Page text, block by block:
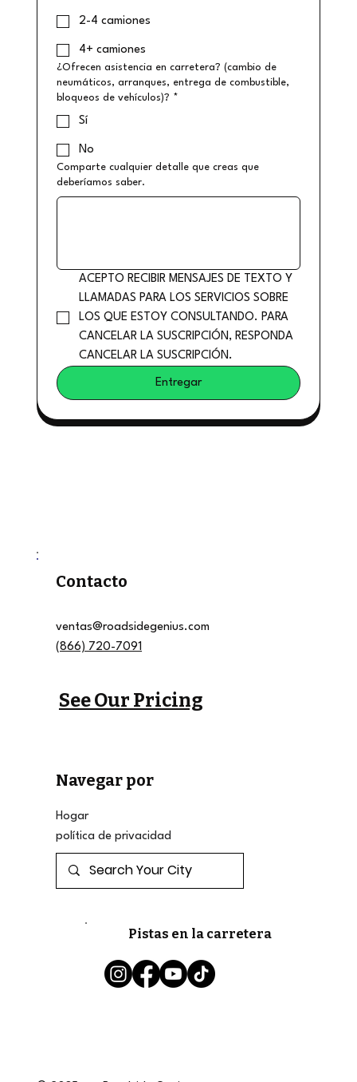
2-4 camiones
4+ camiones
¿Ofrecen asistencia en carretera? (cambio de
neumáticos, arranques, entrega de combustible,
bloqueos de vehículos)? *
Sí
No
Comparte cualquier detalle que creas que
deberíamos saber.
ACEPTO RECIBIR MENSAJES DE TEXTO Y
LLAMADAS PARA LOS SERVICIOS SOBRE
LOS QUE ESTOY CONSULTANDO. PARA
CANCELAR LA SUSCRIPCIÓN, RESPONDA
CANCELAR LA SUSCRIPCIÓN.
Entregar
Contacto
ventas@roadsidegenius.com
(866) 720-7091
See Our Pricing
Navegar por
Hogar
política de privacidad
Pistas en la carretera